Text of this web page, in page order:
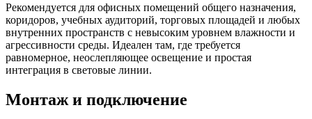
Рекомендуется для офисных помещений общего назначения,
коридоров, учебных аудиторий, торговых площадей и любых
внутренних пространств с невысоким уровнем влажности и
агрессивности среды. Идеален там, где требуется
равномерное, неослепляющее освещение и простая
интеграция в световые линии.
Монтаж и подключение